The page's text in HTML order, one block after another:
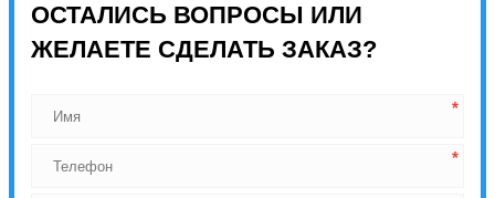
ОСТАЛИСЬ ВОПРОСЫ ИЛИ
ЖЕЛАЕТЕ СДЕЛАТЬ ЗАКАЗ?